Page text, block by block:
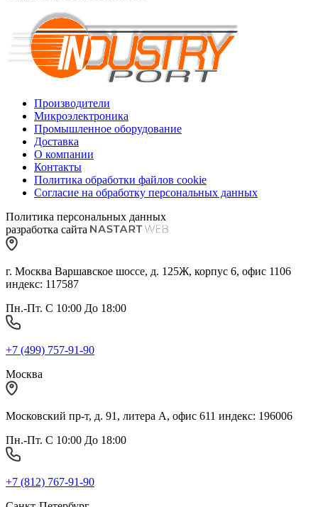
Производители
Микроэлектроника
Промышленное оборудование
Доставка
О компании
Контакты
Политика обработки файлов cookie
Согласие на обработку персональных данных
Политика персональных данных
разработка сайта
г. Москва Варшавское шоссе, д. 125Ж, корпус 6, офис 1106
индекс: 117587
Пн.-Пт. С 10:00 До 18:00
+7 (499) 757-91-90
Москва
Московский пр-т, д. 91, литера А, офис 611 индекс: 196006
Пн.-Пт. С 10:00 До 18:00
+7 (812) 767-91-90